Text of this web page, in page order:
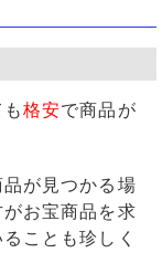
も格安で商品が
が見つかる場
お宝商品を求
ことも珍しく